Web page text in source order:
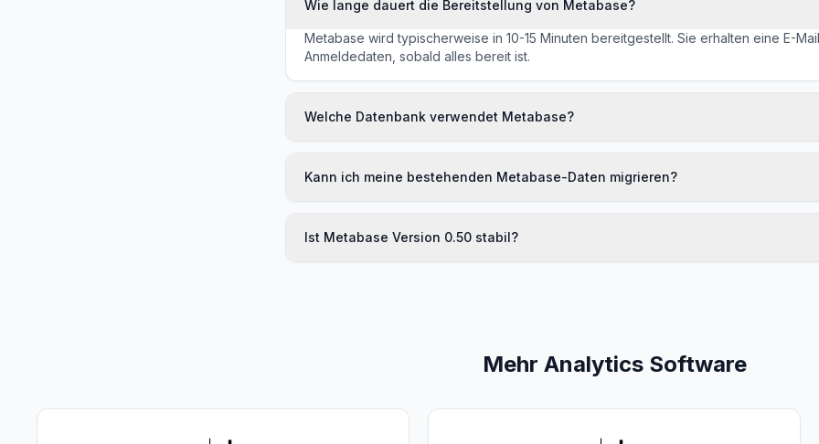
Wie lange dauert die Bereitstellung von Metabase?
Metabase wird typischerweise in 10-15 Minuten bereitgestellt. Sie erhalten eine E-
Anmeldedaten, sobald alles bereit ist.
Welche Datenbank verwendet Metabase?
Kann ich meine bestehenden Metabase-Daten migrieren?
Ist Metabase Version 0.50 stabil?
Mehr Analytics Software